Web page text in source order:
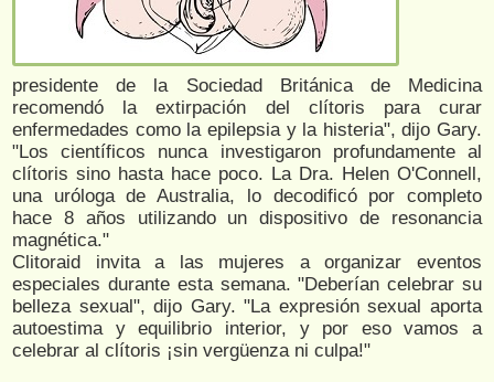
presidente de la Sociedad Británica de Medicina
recomendó la extirpación del clítoris para curar
enfermedades como la epilepsia y la histeria", dijo Gary.
"Los científicos nunca investigaron profundamente al
clítoris sino hasta hace poco. La Dra. Helen O'Connell,
una uróloga de Australia, lo decodificó por completo
hace 8 años utilizando un dispositivo de resonancia
magnética."
Clitoraid invita a las mujeres a organizar eventos
especiales durante esta semana. "Deberían celebrar su
belleza sexual", dijo Gary. "La expresión sexual aporta
autoestima y equilibrio interior, y por eso vamos a
celebrar al clítoris ¡sin vergüenza ni culpa!"